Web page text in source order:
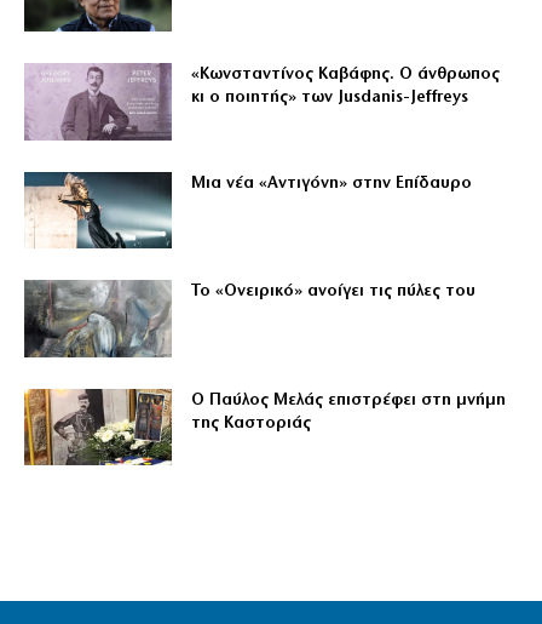
«Κωνσταντίνος Καβάφης. Ο άνθρωπος
κι ο ποιητής» των Jusdanis-Jeffreys
Μια νέα «Αντιγόνη» στην Επίδαυρο
Το «Ονειρικό» ανοίγει τις πύλες του
Ο Παύλος Μελάς επιστρέφει στη μνήμη
της Καστοριάς